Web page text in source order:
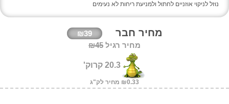
כניסה
נוזל לניקוי אוזניים לחתול ולמניעת ריחות לא נעימים
מחיר חבר
₪39
מחיר רגיל ₪45
20.3 קרוק'
₪0.33 מחיר לק"ג